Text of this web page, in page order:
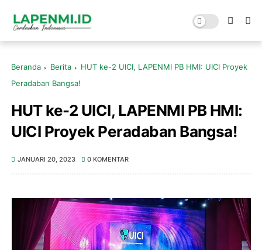
Beranda Berita
HUT ke-2 UICI, LAPENMI PB HMI: UICI Proyek
Peradaban Bangsa!
HUT ke-2 UICI, LAPENMI PB HMI:
UICI Proyek Peradaban Bangsa!
JANUARI 20, 2023 0 KOMENTAR